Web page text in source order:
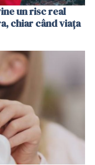
un risc real
chiar când viața